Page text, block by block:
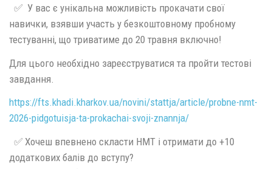
✅ У вас є унікальна можливість прокачати свої
навички, взявши участь у безкоштовному пробному
тестуванні, що триватиме до 20 травня включно!
Для цього необхідно зареєструватися та пройти тестові
завдання.
https://fts.khadi.kharkov.ua/novini/stattja/article/probne-nmt-
2026-pidgotuisja-ta-prokachai-svoji-znannja/
✅ Хочеш впевнено скласти НМТ і отримати до +10
додаткових балів до вступу?